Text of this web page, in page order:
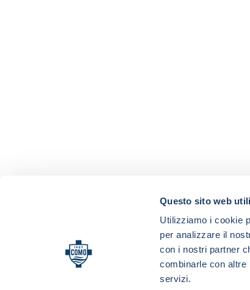
Questo sito web
Utilizziamo i cookie
per analizzare il
con i nostri partner
combinarle con altre
servizi.